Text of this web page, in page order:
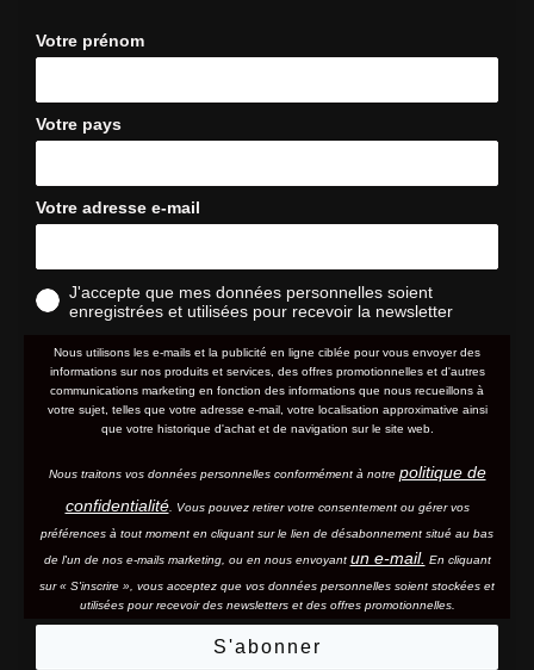
Votre prénom
Votre pays
Votre adresse e-mail
J'accepte que mes données personnelles soient
enregistrées et utilisées pour recevoir la newsletter
Nous utilisons les e-mails et la publicité en ligne ciblée pour vous envoyer des
informations sur nos produits et services, des offres promotionnelles et d'autres
communications marketing en fonction des informations que nous recueillons à
votre sujet, telles que votre adresse e-mail, votre localisation approximative ainsi
que votre historique d'achat et de navigation sur le site web.
Nous traitons vos données personnelles conformément à notre politique de
confidentialité. Vous pouvez retirer votre consentement ou gérer vos
préférences à tout moment en cliquant sur le lien de désabonnement situé au bas
de l'un de nos e-mails marketing, ou en nous envoyant un e-mail. En cliquant
sur « S'inscrire », vous acceptez que vos données personnelles soient stockées et
utilisées pour recevoir des newsletters et des offres promotionnelles.
S'abonner